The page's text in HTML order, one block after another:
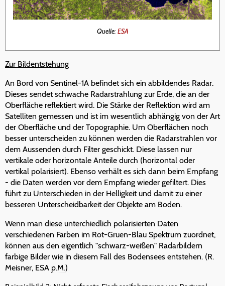
Quelle:ESA
Zur Bildentstehung
An Bord von Sentinel-1A befindet sich ein abbildendes Radar.
Dieses sendet schwache Radarstrahlung zur Erde, die an der
Oberfläche reflektiert wird. Die Stärke der Reflektion wird am
Satelliten gemessen und ist im wesentlich abhängig von der Art
der Oberfläche und der Topographie. Um Oberflächen noch
besser unterscheiden zu können werden die Radarstrahlen vor
dem Aussenden durch Filter geschickt. Diese lassen nur
vertikale oder horizontale Anteile durch (horizontal oder
vertikal polarisiert). Ebenso verhält es sich dann beim Empfang
- die Daten werden vor dem Empfang wieder gefiltert. Dies
führt zu Unterschieden in der Helligkeit und damit zu einer
besseren Unterscheidbarkeit der Objekte am Boden.
Wenn man diese unterchiedlich polarisierten Daten
verschiedenen Farben im Rot-Gruen-Blau Spektrum zuordnet,
können aus den eigentlich "schwarz-weißen" Radarbildern
farbige Bilder wie in diesem Fall des Bodensees entstehen. (R.
Meisner, ESA p.M.)